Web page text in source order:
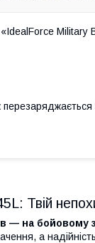
Твій
— на бойовому
а